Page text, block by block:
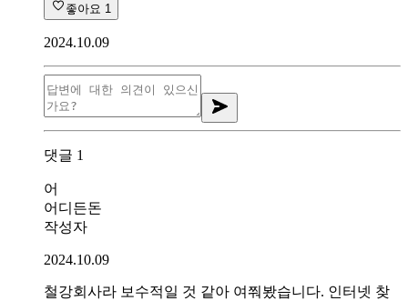
좋아요 1
2024.10.09
댓글 1
어
어디든돈
작성자
2024.10.09
철강회사라 보수적일 것 같아 여쭤봤습니다. 인터넷 찾